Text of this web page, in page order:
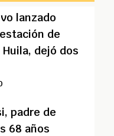
lanzado
de
dejó dos
padre de
68 años